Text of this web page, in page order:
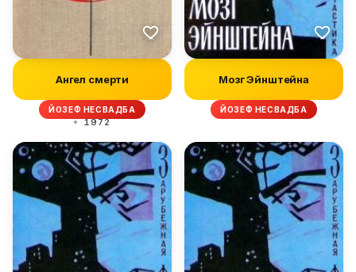
Ангел смерти
ЙОЗЕФ НЕСВАДБА
1972
Мозг Эйнштейна
ЙОЗЕФ НЕСВАДБА